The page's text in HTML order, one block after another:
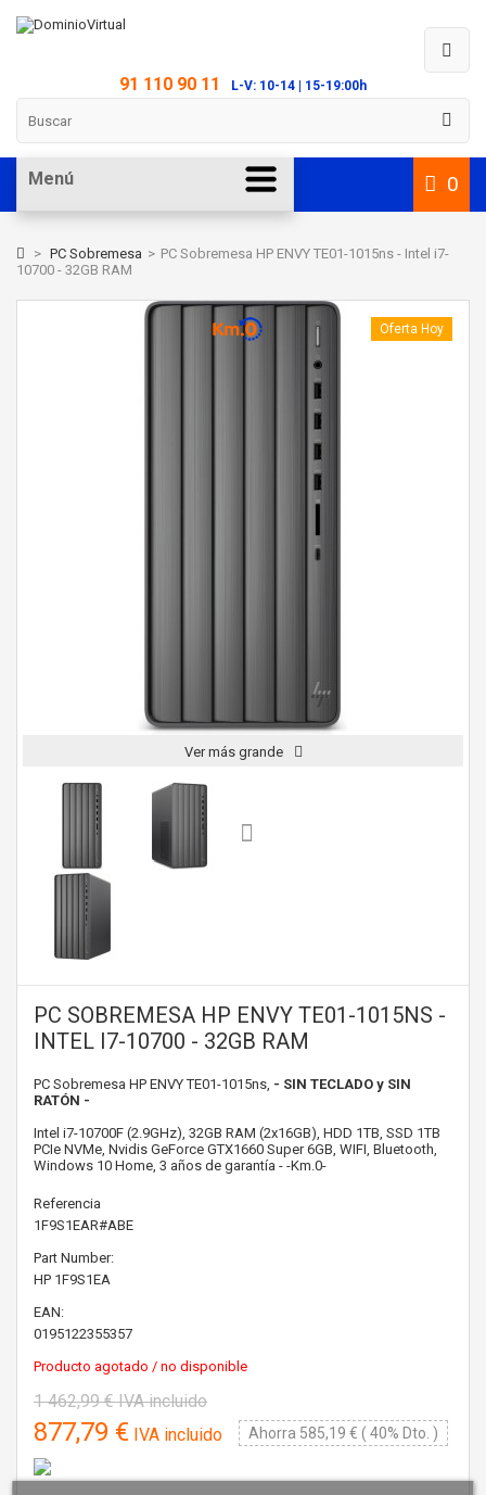
91 110 90 11 L-V: 10-14 | 15-19:00h
0
Menú
> PC Sobremesa > PC Sobremesa HP ENVY TE01-1015ns - Intel i7-
10700 - 32GB RAM
Oferta Hoy
Ver más grande
PC SOBREMESA HP ENVY TE01-1015NS -
INTEL I7-10700 - 32GB RAM
PC Sobremesa HP ENVY TE01-1015ns, - SIN TECLADO y SIN
RATÓN -
Intel i7-10700F (2.9GHz), 32GB RAM (2x16GB), HDD 1TB, SSD 1TB
PCIe NVMe, Nvidis GeForce GTX1660 Super 6GB, WIFI, Bluetooth,
Windows 10 Home, 3 años de garantía - -Km.0-
Referencia
1F9S1EAR#ABE
Part Number:
HP 1F9S1EA
EAN:
0195122355357
Producto agotado / no disponible
1 462,99 €IVA incluido
877,79 € IVA incluido Ahorra 585,19 € ( 40% Dto. )